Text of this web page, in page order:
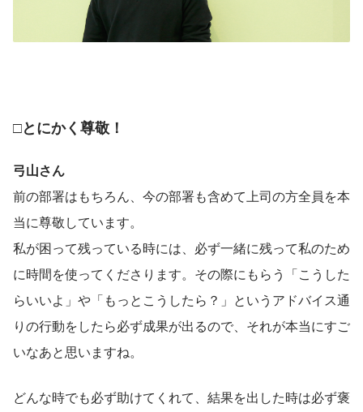
□とにかく尊敬！
弓山さん
前の部署はもちろん、今の部署も含めて上司の方全員を本
当に尊敬しています。
私が困って残っている時には、必ず一緒に残って私のため
に時間を使ってくださります。その際にもらう「こうした
らいいよ」や「もっとこうしたら？」というアドバイス通
りの行動をしたら必ず成果が出るので、それが本当にすご
いなあと思いますね。
どんな時でも必ず助けてくれて、結果を出した時は必ず褒